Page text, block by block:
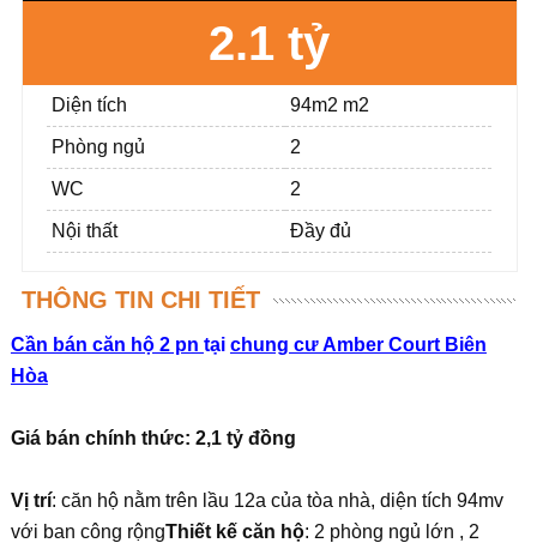
2.1 tỷ
Diện tích 94m2 m2
Phòng ngủ 2
WC 2
Nội thất Đầy đủ
THÔNG TIN CHI TIẾT
Cần bán căn hộ 2 pn tại chung cư Amber Court Biên
Hòa
Giá bán chính thức: 2,1 tỷ đồng
Vị trí: căn hộ nằm trên lầu 12a của tòa nhà, diện tích 94mv
với ban công rộngThiết kế căn hộ: 2 phòng ngủ lớn , 2